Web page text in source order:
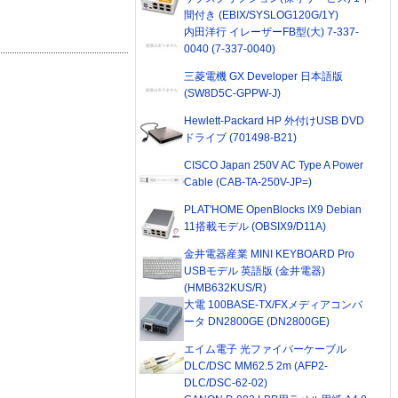
間付き (EBIX/SYSLOG120G/1Y)
内田洋行 イレーザーFB型(大) 7-337-
0040 (7-337-0040)
三菱電機 GX Developer 日本語版
(SW8D5C-GPPW-J)
Hewlett-Packard HP 外付けUSB DVD
ドライブ (701498-B21)
CISCO Japan 250V AC Type A Power
Cable (CAB-TA-250V-JP=)
PLAT'HOME OpenBlocks IX9 Debian
11搭載モデル (OBSIX9/D11A)
金井電器産業 MINI KEYBOARD Pro
USBモデル 英語版 (金井電器)
(HMB632KUS/R)
大電 100BASE-TX/FXメディアコンバ
ータ DN2800GE (DN2800GE)
エイム電子 光ファイバーケーブル
DLC/DSC MM62.5 2m (AFP2-
DLC/DSC-62-02)